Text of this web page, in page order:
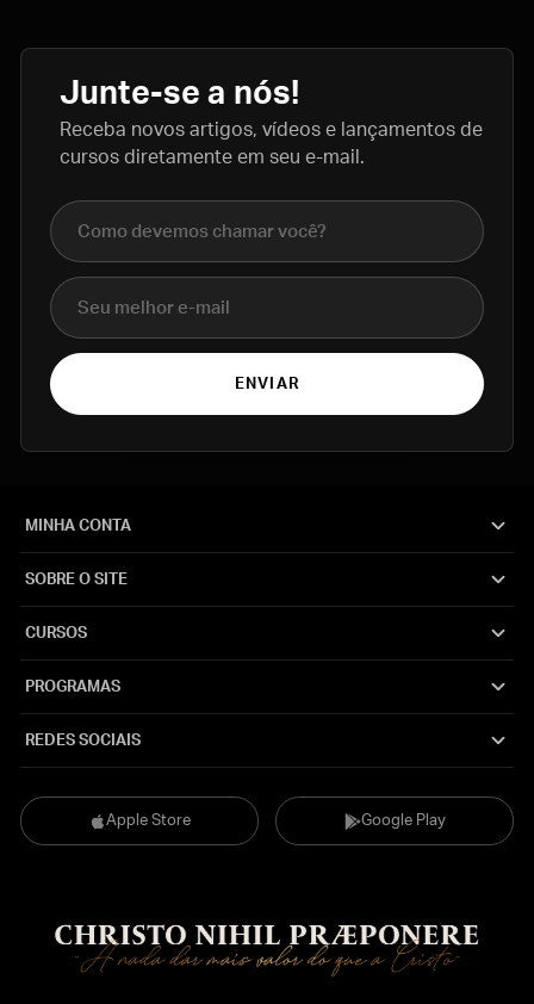
Junte-se a nós!
Receba novos artigos, vídeos e lançamentos de
cursos diretamente em seu e-mail.
Nome completo
E-mail
ENVIAR
Apple Store Google Play
MINHA CONTA
SOBRE O SITE
CURSOS
PROGRAMAS
REDES SOCIAIS